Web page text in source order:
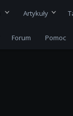
Artykuły
Forum Pomoc